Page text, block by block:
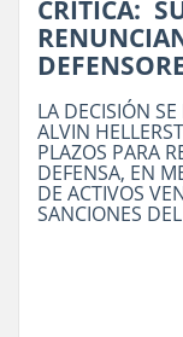
CRÍTICA:
LA DECISIÓN
ALVIN
PLAZOS PARA
DEFENSA, EN
DE ACTIVOS
SANCIONES